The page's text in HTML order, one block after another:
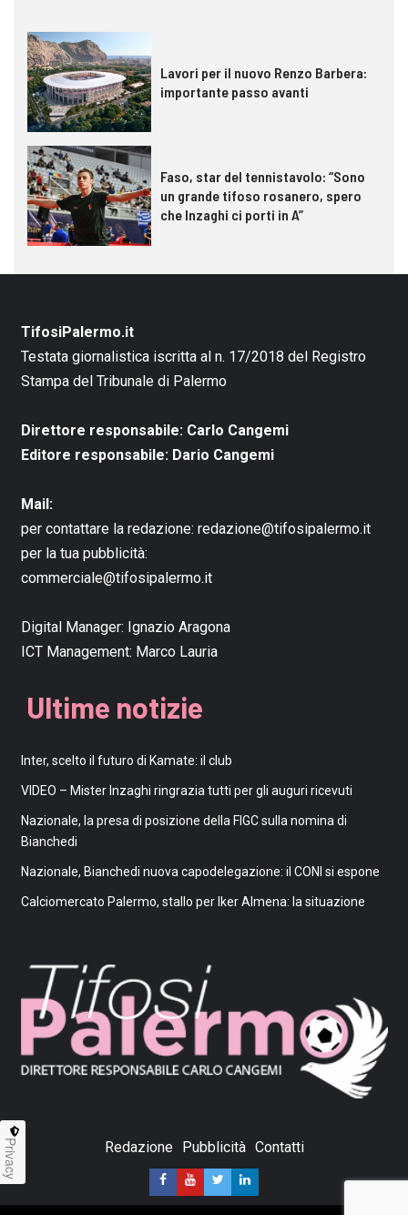
Lavori per il nuovo Renzo Barbera:
importante passo avanti
Faso, star del tennistavolo: “Sono
un grande tifoso rosanero, spero
che Inzaghi ci porti in A”
TifosiPalermo.it
Testata giornalistica iscritta al n. 17/2018 del Registro
Stampa del Tribunale di Palermo
Direttore responsabile: Carlo Cangemi
Editore responsabile: Dario Cangemi
Mail:
per contattare la redazione: redazione@tifosipalermo.it
per la tua pubblicità:
commerciale@tifosipalermo.it
Digital Manager: Ignazio Aragona
ICT Management: Marco Lauria
Ultime notizie
Inter, scelto il futuro di Kamate: il club
VIDEO – Mister Inzaghi ringrazia tutti per gli auguri ricevuti
Nazionale, la presa di posizione della FIGC sulla nomina di
Bianchedi
Nazionale, Bianchedi nuova capodelegazione: il CONI si espone
Calciomercato Palermo, stallo per Iker Almena: la situazione
Redazione Pubblicità Contatti
Privacy